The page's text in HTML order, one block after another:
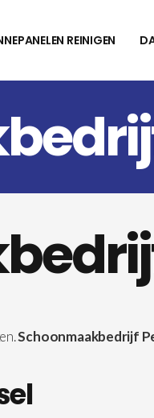
REINIGEN
Schoonmaakbedrijf